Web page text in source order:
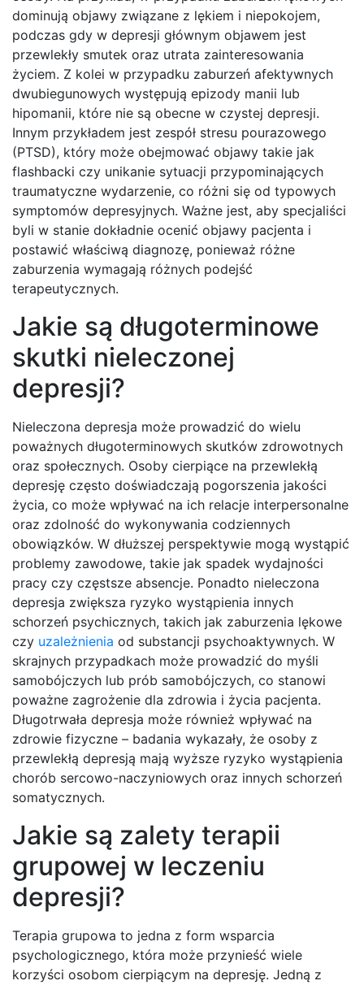
dominują objawy związane z lękiem i niepokojem,
podczas gdy w depresji głównym objawem jest
przewlekły smutek oraz utrata zainteresowania
życiem. Z kolei w przypadku zaburzeń afektywnych
dwubiegunowych występują epizody manii lub
hipomanii, które nie są obecne w czystej depresji.
Innym przykładem jest zespół stresu pourazowego
(PTSD), który może obejmować objawy takie jak
flashbacki czy unikanie sytuacji przypominających
traumatyczne wydarzenie, co różni się od typowych
symptomów depresyjnych. Ważne jest, aby specjaliści
byli w stanie dokładnie ocenić objawy pacjenta i
postawić właściwą diagnozę, ponieważ różne
zaburzenia wymagają różnych podejść
terapeutycznych.
Jakie są długoterminowe
skutki nieleczonej
depresji?
Nieleczona depresja może prowadzić do wielu
poważnych długoterminowych skutków zdrowotnych
oraz społecznych. Osoby cierpiące na przewlekłą
depresję często doświadczają pogorszenia jakości
życia, co może wpływać na ich relacje interpersonalne
oraz zdolność do wykonywania codziennych
obowiązków. W dłuższej perspektywie mogą wystąpić
problemy zawodowe, takie jak spadek wydajności
pracy czy częstsze absencje. Ponadto nieleczona
depresja zwiększa ryzyko wystąpienia innych
schorzeń psychicznych, takich jak zaburzenia lękowe
czy uzależnienia od substancji psychoaktywnych. W
skrajnych przypadkach może prowadzić do myśli
samobójczych lub prób samobójczych, co stanowi
poważne zagrożenie dla zdrowia i życia pacjenta.
Długotrwała depresja może również wpływać na
zdrowie fizyczne – badania wykazały, że osoby z
przewlekłą depresją mają wyższe ryzyko wystąpienia
chorób sercowo-naczyniowych oraz innych schorzeń
somatycznych.
Jakie są zalety terapii
grupowej w leczeniu
depresji?
Terapia grupowa to jedna z form wsparcia
psychologicznego, która może przynieść wiele
korzyści osobom cierpiącym na depresję. Jedną z